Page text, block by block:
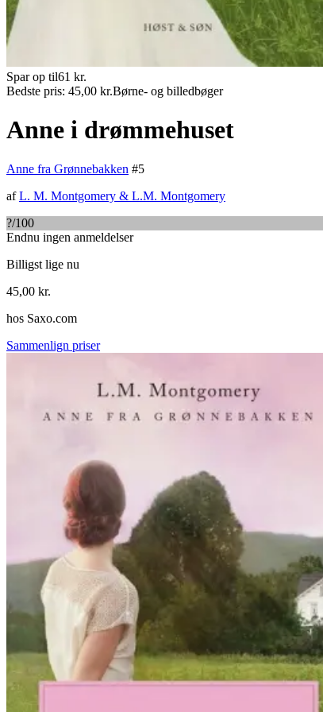
Spar op til61 kr.
Bedste pris: 45,00 kr.Børne- og billedbøger
Anne i drømmehuset
Anne fra Grønnebakken #5
afL. M. Montgomery & L.M. Montgomery
?/100
Endnu ingen anmeldelser
Billigst lige nu
45,00 kr.
hos Saxo.com
Sammenlign priser